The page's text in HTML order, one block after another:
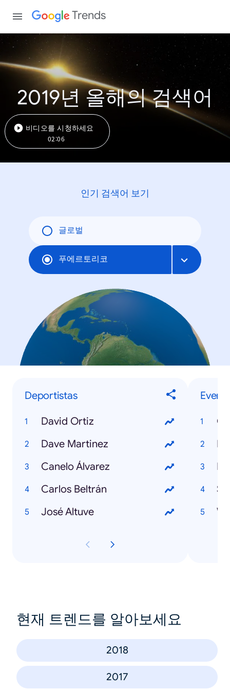
Trends
2019년 올해의 검색어
비디오를 시청하세요
02:06
인기 검색어 보기
글로벌
푸에르토리코
Deportistas
David Ortiz
Dave Martinez
Canelo Álvarez
Carlos Beltrán
José Altuve
현재 트렌드를 알아보세요
2018
2017